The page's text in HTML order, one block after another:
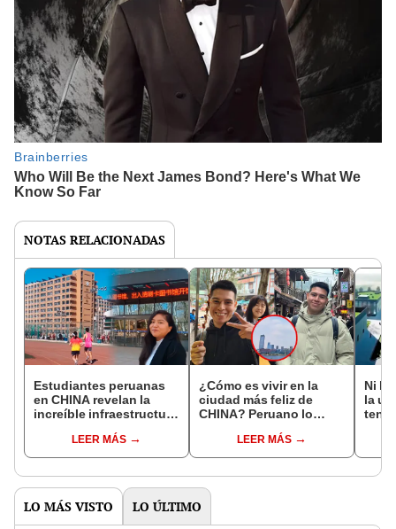
NOTAS RELACIONADAS
Estudiantes peruanas
en CHINA revelan la
increíble infraestructura
tienen hasta un
supermercado
LEER MÁS
¿Cómo es vivir en la
ciudad más feliz de
CHINA? Peruano lo
chocó"LEER MÁS
Ni la
la
LO MÁS VISTO LO ÚLTIMO